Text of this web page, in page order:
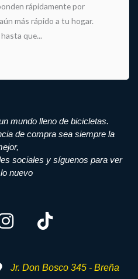
rápidamente por
más rápido a tu hogar.
que...
mundo lleno de bicicletas.
de compra sea siempre la
sociales y síguenos para ver
nuevo
Jr. Don Bosco 345 - Breña